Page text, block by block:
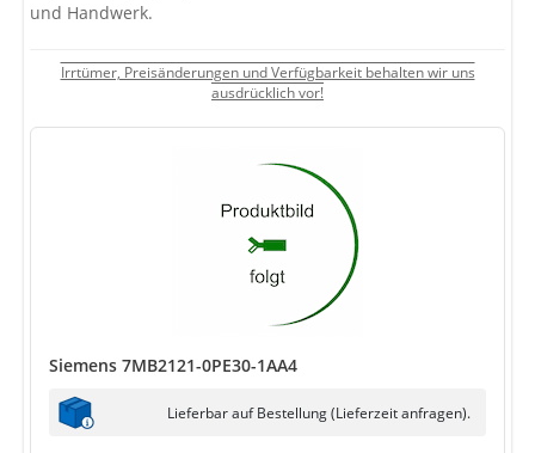
und Handwerk.
Irrtümer, Preisänderungen und Verfügbarkeit behalten wir uns
ausdrücklich vor!
Siemens 7MB2121-0PE30-1AA4
Lieferbar auf Bestellung (Lieferzeit anfragen).